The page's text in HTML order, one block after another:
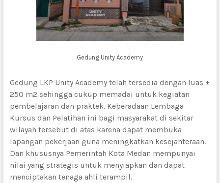
Gedung Unity Academy
Gedung LKP Unity Academy telah tersedia dengan luas ±
250 m2 sehingga cukup memadai untuk kegiatan
pembelajaran dan praktek. Keberadaan Lembaga
Kursus dan Pelatihan ini bagi masyarakat di sekitar
wilayah tersebut di atas karena dapat membuka
lapangan pekerjaan guna meningkatkan kesejahteraan.
Dan khususnya Pemerintah Kota Medan mempunyai
nilai yang strategis untuk menyiapkan dan dapat
menciptakan tenaga ahli terampil.